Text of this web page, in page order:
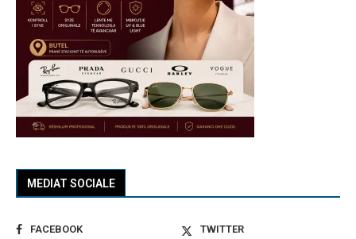
MEDIAT SOCIALE
FACEBOOK
TWITTER